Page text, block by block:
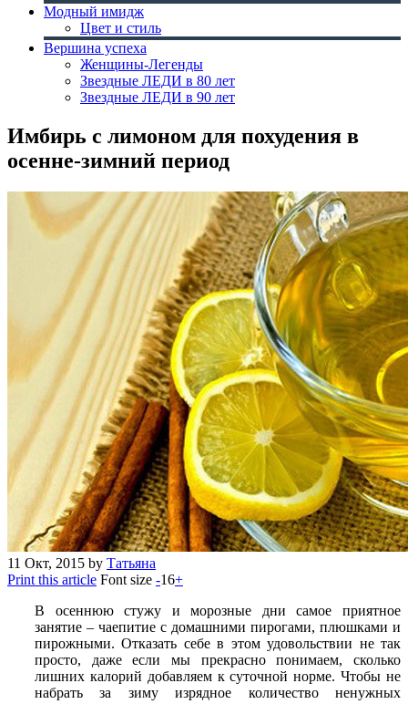
Модный имидж
Цвет и стиль
Вершина успеха
Женщины-Легенды
Звездные ЛЕДИ в 80 лет
Звездные ЛЕДИ в 90 лет
Имбирь с лимоном для похудения в
осенне-зимний период
11 Окт, 2015 by Татьяна
Print this article Font size -16+
В осеннюю стужу и морозные дни самое приятное
занятие – чаепитие с домашними пирогами, плюшками и
пирожными. Отказать себе в этом удовольствии не так
просто, даже если мы прекрасно понимаем, сколько
лишних калорий добавляем к суточной норме. Чтобы не
набрать за зиму изрядное количество ненужных